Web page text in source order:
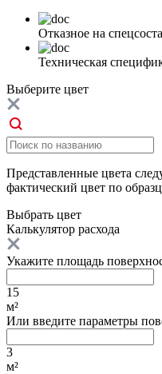
Отказное на
Техническая
Выберите цвет
Представленные цвета
фактический цвет по
Выбрать цвет
Калькулятор расхода
Укажите площадь
15
м²
Или введите параметры
3
м²